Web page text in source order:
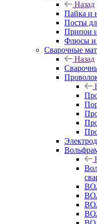
Назад
Пайка и
Посты
Припои
Флюсы и
Сварочные
Назад